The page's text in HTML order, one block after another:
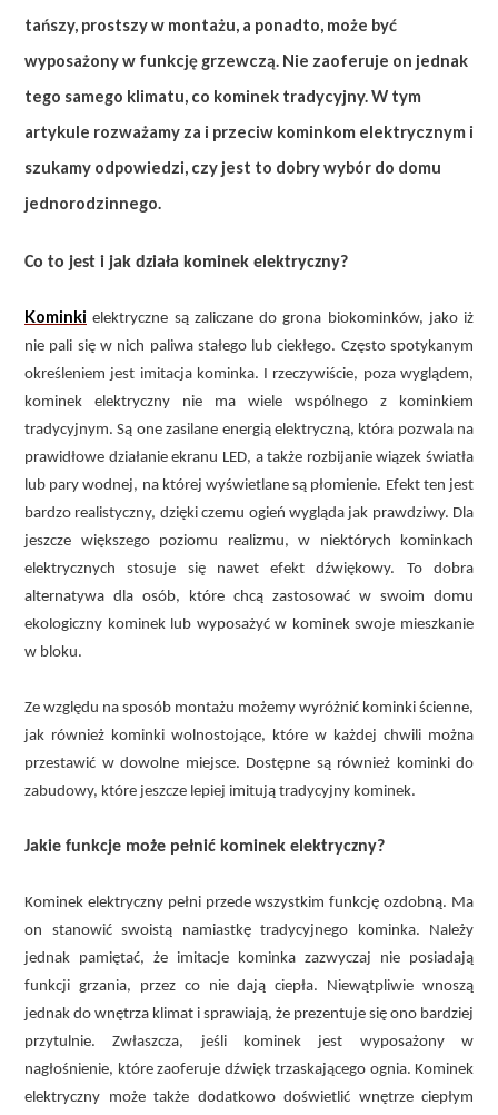
tańszy, prostszy w montażu, a ponadto, może być
wyposażony w funkcję grzewczą. Nie zaoferuje on jednak
tego samego klimatu, co kominek tradycyjny. W tym
artykule rozważamy za i przeciw kominkom elektrycznym i
szukamy odpowiedzi, czy jest to dobry wybór do domu
jednorodzinnego.
Co to jest i jak działa kominek elektryczny?
Kominki elektryczne są zaliczane do grona biokominków, jako iż
nie pali się w nich paliwa stałego lub ciekłego. Często spotykanym
określeniem jest imitacja kominka. I rzeczywiście, poza wyglądem,
kominek elektryczny nie ma wiele wspólnego z kominkiem
tradycyjnym. Są one zasilane energią elektryczną, która pozwala na
prawidłowe działanie ekranu LED, a także rozbijanie wiązek światła
lub pary wodnej, na której wyświetlane są płomienie. Efekt ten jest
bardzo realistyczny, dzięki czemu ogień wygląda jak prawdziwy. Dla
jeszcze większego poziomu realizmu, w niektórych kominkach
elektrycznych stosuje się nawet efekt dźwiękowy. To dobra
alternatywa dla osób, które chcą zastosować w swoim domu
ekologiczny kominek lub wyposażyć w kominek swoje mieszkanie
w bloku.
Ze względu na sposób montażu możemy wyróżnić kominki ścienne,
jak również kominki wolnostojące, które w każdej chwili można
przestawić w dowolne miejsce. Dostępne są również kominki do
zabudowy, które jeszcze lepiej imitują tradycyjny kominek.
Jakie funkcje może pełnić kominek elektryczny?
Kominek elektryczny pełni przede wszystkim funkcję ozdobną. Ma
on stanowić swoistą namiastkę tradycyjnego kominka. Należy
jednak pamiętać, że imitacje kominka zazwyczaj nie posiadają
funkcji grzania, przez co nie dają ciepła. Niewątpliwie wnoszą
jednak do wnętrza klimat i sprawiają, że prezentuje się ono bardziej
przytulnie. Zwłaszcza, jeśli kominek jest wyposażony w
nagłośnienie, które zaoferuje dźwięk trzaskającego ognia. Kominek
elektryczny może także dodatkowo doświetlić wnętrze ciepłym